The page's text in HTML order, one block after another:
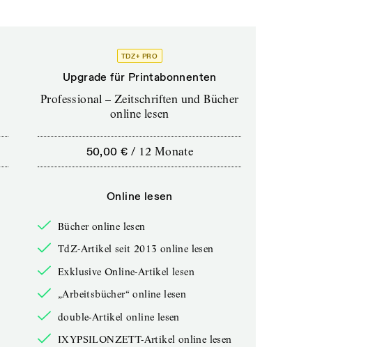
TDZ+ PRO
Upgrade für Printabonnenten
Professional – Zeitschriften und Bücher
online lesen
50,00 € / 12 Monate
Online lesen
Bücher online lesen
TdZ-Artikel seit 2013 online lesen
Exklusive Online-Artikel lesen
„Arbeitsbücher“ online lesen
double-Artikel online lesen
IXYPSILONZETT-Artikel online lesen